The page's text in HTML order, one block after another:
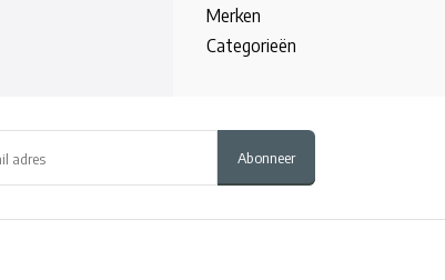
Merken
Categorieën
Abonneer